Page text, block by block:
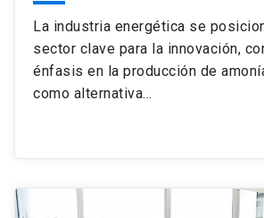
La industria energética se
sector clave para la innovación,
énfasis en la producción de
como alternativa…